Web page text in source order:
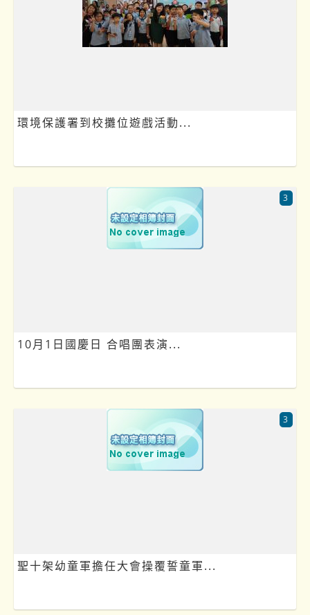
環境保護署到校攤位遊戲活動...
10月1日國慶日 合唱團表演...
3
聖十架幼童軍擔任大會操覆誓童軍...
3